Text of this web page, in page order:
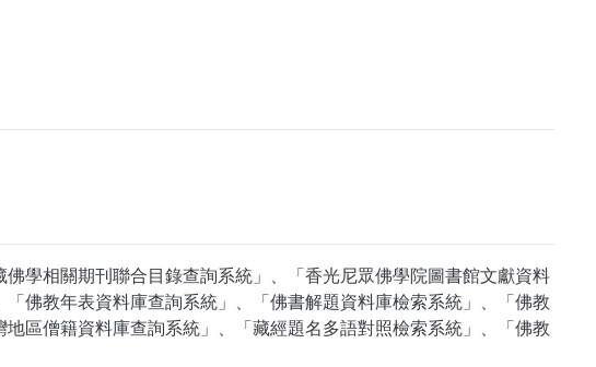
學相關期刊聯合目錄查詢系統」、「香光尼眾佛學院圖書館文獻資料
佛教年表資料庫查詢系統」、「佛書解題資料庫檢索系統」、「佛教
區僧籍資料庫查詢系統」、「藏經題名多語對照檢索系統」、「佛教